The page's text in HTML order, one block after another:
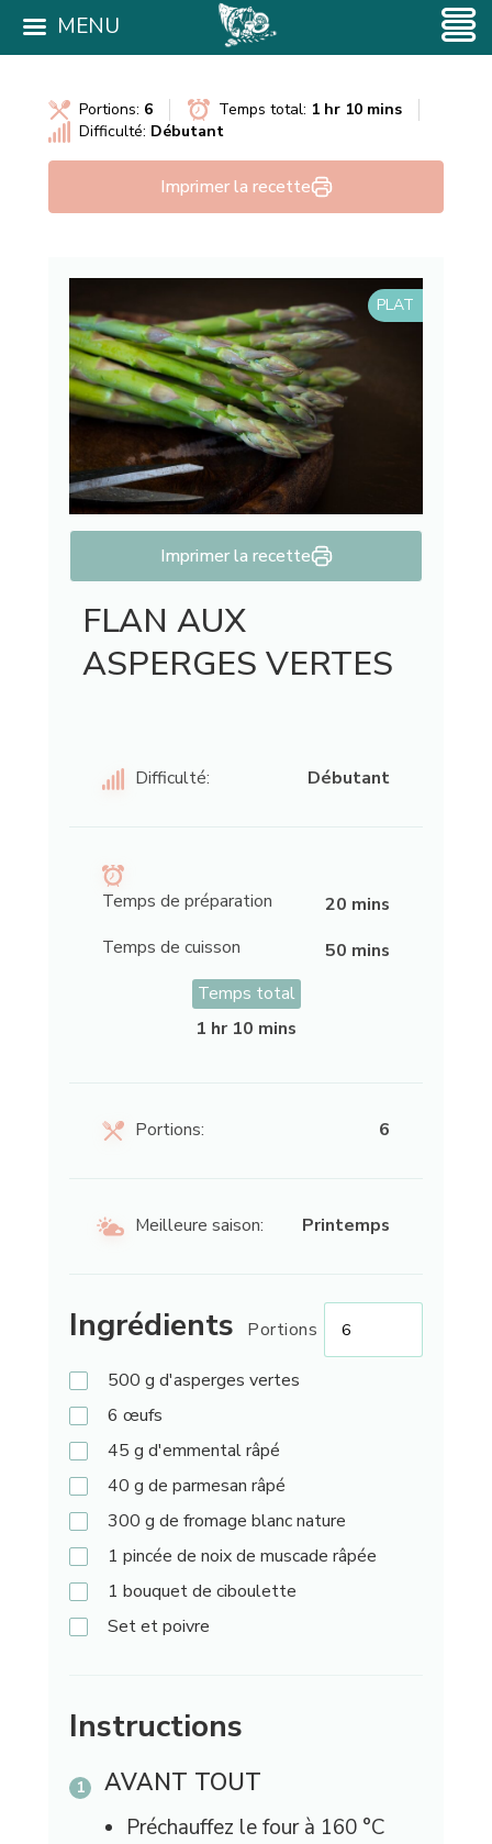
Portions: 6 Temps total: 1 hr 10 mins
Difficulté: Débutant
Imprimer la recette
Imprimer la recette
PLAT
FLAN AUX
ASPERGES VERTES
Difficulté: Débutant
Temps de préparation
20 mins
Temps de cuisson
50 mins
Temps total
1 hr 10 mins
Portions: 6
Meilleure saison: Printemps
Ingrédients Portions
500 g d'asperges vertes
6 œufs
45 g d'emmental râpé
40 g de parmesan râpé
300 g de fromage blanc nature
1 pincée de noix de muscade râpée
1 bouquetde ciboulette
Set et poivre
Instructions
AVANT TOUT
Préchauffez le four à 160 °C
MENU